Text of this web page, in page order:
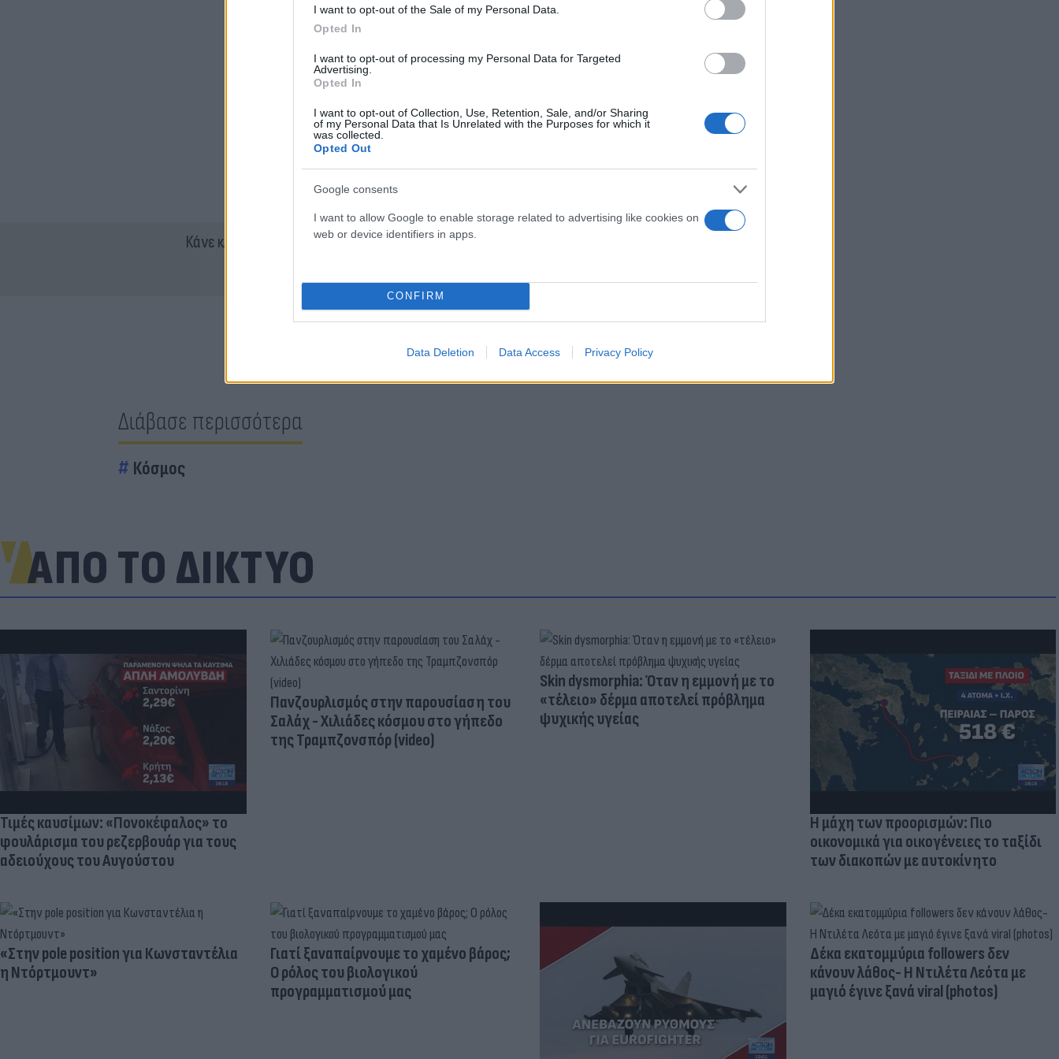
I want to opt-out of the Sale of my Personal Data.
Opted In
I want to opt-out of processing my Personal Data for Targeted
Advertising.
Opted In
I want to opt-out of Collection, Use, Retention, Sale, and/or Sharing
of my Personal Data that Is Unrelated with the Purposes for which it
was collected.
Opted Out
Google consents
I want to allow Google to enable storage related to advertising like cookies on
web or device identifiers in apps.
CONFIRM
Data Deletion Data Access Privacy Policy
Κάνε κλικ και δες περισσότεροFlash.grστην αναζήτηση της
Διάβασε περισσότερα
Κόσμος
ΑΠΟ ΤΟ ΔΙΚΤΥΟ
Τιμές καυσίμων: «Πονοκέφαλος» το
φουλάρισμα του ρεζερβουάρ για τους
αδειούχους του Αυγούστου
Πανζουρλισμός στην παρουσίαση του
Σαλάχ - Χιλιάδες κόσμου στο γήπεδο
της Τραμπζονσπόρ (video)
Skin dysmorphia: Όταν η εμμονή με το
«τέλειο» δέρμα αποτελεί πρόβλημα
ψυχικής υγείας
Η μάχη των προορισμών: Πιο
οικονομικά για οικογένειες το ταξίδι
των διακοπών με αυτοκίνητο
«Στην pole position για Κωνσταντέλια
η Ντόρτμουντ»
Γιατί ξαναπαίρνουμε το χαμένο βάρος;
Ο ρόλος του βιολογικού
προγραμματισμού μας
Δέκα εκατομμύρια followers δεν
κάνουν λάθος- Η Ντιλέτα Λεότα με
μαγιό έγινε ξανά viral (photos)